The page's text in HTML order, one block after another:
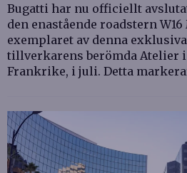
Bugatti har nu officiellt
den enastående roadstern
exemplaret av denna
tillverkarens berömda Atelier
Frankrike, i juli. Detta